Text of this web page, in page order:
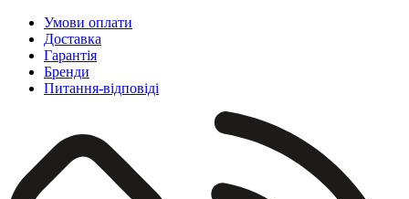
Умови оплати
Доставка
Гарантія
Бренди
Питання-відповіді